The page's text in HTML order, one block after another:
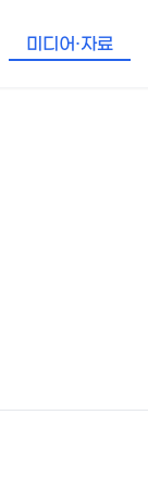
미디어·자료